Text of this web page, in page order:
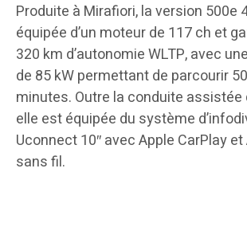
Produite à Mirafiori, la version 500e
équipée d’un moteur de 117 ch et
320 km d’autonomie WLTP, avec
de 85 kW permettant de parcourir
minutes. Outre la conduite assistée
elle est équipée du système
Uconnect 10″ avec Apple CarPlay
sans fil.